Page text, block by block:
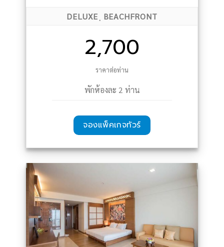
DELUXE ฺ BEACHFRONT
2,700
ราคาต่อท่าน
พักห้องละ 2 ท่าน
จองแพ็คเกจทัวร์